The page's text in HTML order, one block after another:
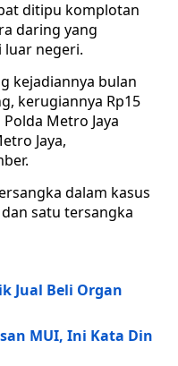
ditipu komplotan
daring yang
luar negeri.
kejadiannya bulan
kerugiannya Rp15
Metro Jaya
Jaya,
dalam kasus
satu tersangka
Jual Beli Organ
MUI, Ini Kata Din